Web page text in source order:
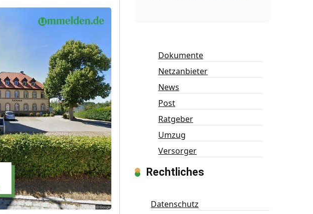
Dokumente
Netzanbieter
News
Post
Ratgeber
Umzug
Versorger
Rechtliches
Datenschutz